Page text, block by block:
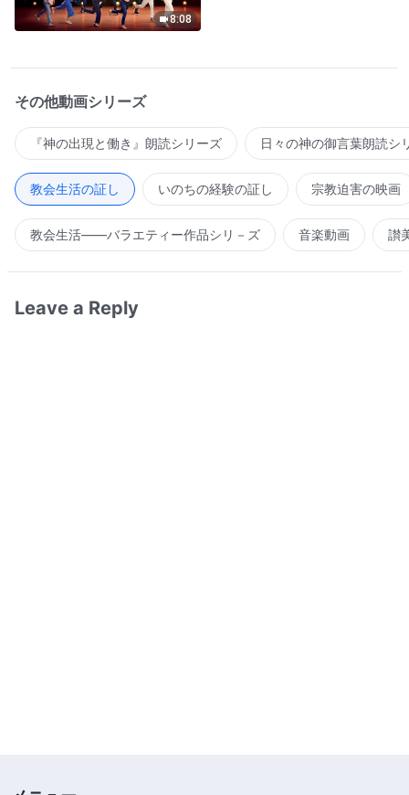
8:08
その他動画シリーズ
『神の出現と働き』朗読シリーズ 日々の神の御言葉朗読シ
教会生活の証し いのちの経験の証し 宗教迫害の映画
教会生活――バラエティー作品シリ－ズ 音楽動画 讃
Leave a Reply